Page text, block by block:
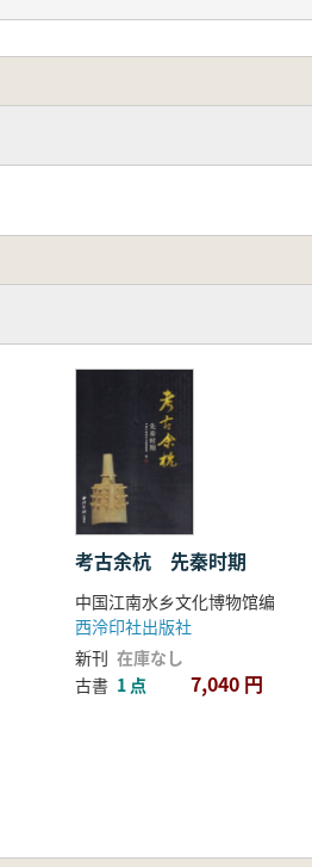
考古余杭 先秦时期
中国江南水乡文化博物馆编
西泠印社出版社
新刊 在庫なし
古書 1 点 7,040 円